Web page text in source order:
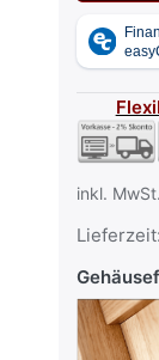
inkl.
Lieferzeit: